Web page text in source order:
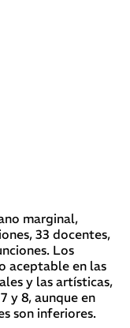
marginal,
33 docentes,
Los
aceptable en las
y las artísticas,
y 8, aunque en
son inferiores.